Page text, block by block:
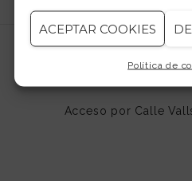
ACEPTAR COOKIES
Política de
Acceso por Calle